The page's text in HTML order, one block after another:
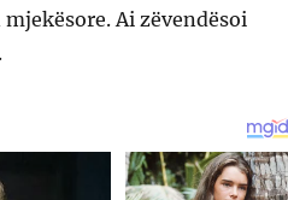
Ai zëvendësoi